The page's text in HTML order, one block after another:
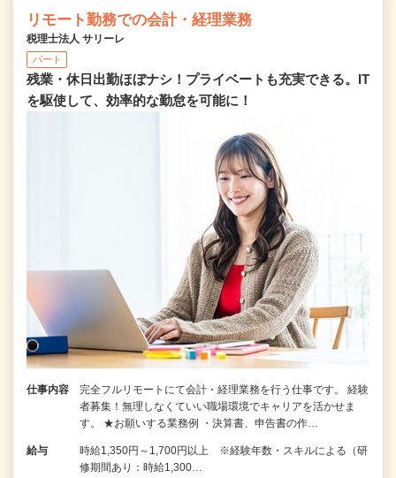
リモート勤務での会計・経理業務
税理士法人 サリーレ
パート
残業・休日出勤ほぼナシ！プライベートも充実できる。IT
を駆使して、効率的な勤怠を可能に！
仕事内容
完全フルリモートにて会計・経理業務を行う仕事です。 経験
者募集！無理しなくていい職場環境でキャリアを活かせま
す。 ★お願いする業務例 ・決算書、申告書の作…
給与
時給1,350円～1,700円以上 ※経験年数・スキルによる（研
修期間あり：時給1,300…